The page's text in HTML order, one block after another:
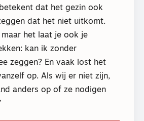
dat het gezin ook
dat het niet uitkomt.
maar het laat je ook je
kan ik zonder
zeggen? En vaak lost het
op. Als wij er niet zijn,
anders op of ze nodigen